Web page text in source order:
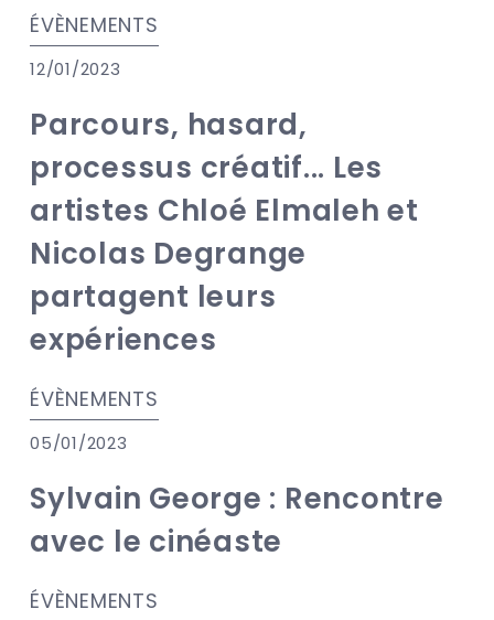
ÉVÈNEMENTS
12/01/2023
Parcours, hasard,
processus créatif... Les
artistes Chloé Elmaleh et
Nicolas Degrange
partagent leurs
expériences
ÉVÈNEMENTS
05/01/2023
Sylvain George : Rencontre
avec le cinéaste
ÉVÈNEMENTS